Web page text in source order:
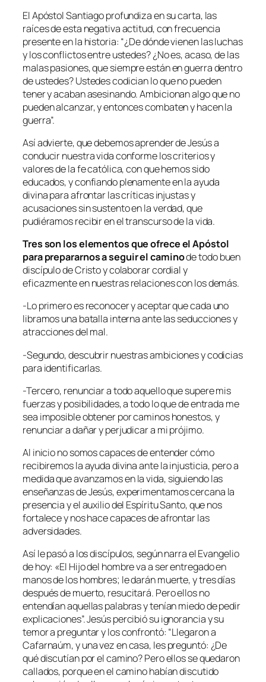
El Apóstol Santiago profundiza en su carta, las
raíces de esta negativa actitud, con frecuencia
presente en la historia: “¿De dónde vienen las luchas
y los conflictos entre ustedes? ¿No es, acaso, de las
malas pasiones, que siempre están en guerra dentro
de ustedes? Ustedes codician lo que no pueden
tener y acaban asesinando. Ambicionan algo que no
pueden alcanzar, y entonces combaten y hacen la
guerra”.
Así advierte, que debemos aprender de Jesús a
conducir nuestra vida conforme los criterios y
valores de la fe católica, con que hemos sido
educados, y confiando plenamente en la ayuda
divina para afrontar las críticas injustas y
acusaciones sin sustento en la verdad, que
pudiéramos recibir en el transcurso de la vida.
Tres son los elementos que ofrece el Apóstol
para prepararnos a seguir el caminode todo buen
discípulo de Cristo y colaborar cordial y
eficazmente en nuestras relaciones con los demás.
-Lo primero es reconocer y aceptar que cada uno
libramos una batalla interna ante las seducciones y
atracciones del mal.
-Segundo, descubrir nuestras ambiciones y codicias
para identificarlas.
-Tercero, renunciar a todo aquello que supere mis
fuerzas y posibilidades, a todo lo que de entrada me
sea imposible obtener por caminos honestos, y
renunciar a dañar y perjudicar a mi prójimo.
Al inicio no somos capaces de entender cómo
recibiremos la ayuda divina ante la injusticia, pero a
medida que avanzamos en la vida, siguiendo las
enseñanzas de Jesús, experimentamos cercana la
presencia y el auxilio del Espíritu Santo, que nos
fortalece y nos hace capaces de afrontar las
adversidades.
Así le pasó a los discípulos, según narra el Evangelio
de hoy: «El Hijo del hombre va a ser entregado en
manos de los hombres; le darán muerte, y tres días
después de muerto, resucitará. Pero ellos no
entendían aquellas palabras y tenían miedo de pedir
explicaciones”. Jesús percibió su ignorancia y su
temor a preguntar y los confrontó: “Llegaron a
Cafarnaúm, y una vez en casa, les preguntó: ¿De
qué discutían por el camino? Pero ellos se quedaron
callados, porque en el camino habían discutido